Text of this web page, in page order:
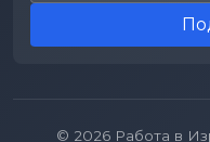
© 2026 Работа в